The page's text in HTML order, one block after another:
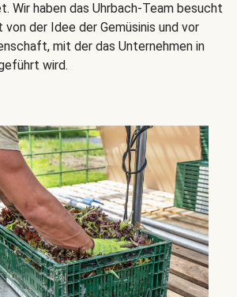
Wir haben das Uhrbach-Team besucht
der Idee der Gemüsinis und vor
mit der das Unternehmen in
wird.